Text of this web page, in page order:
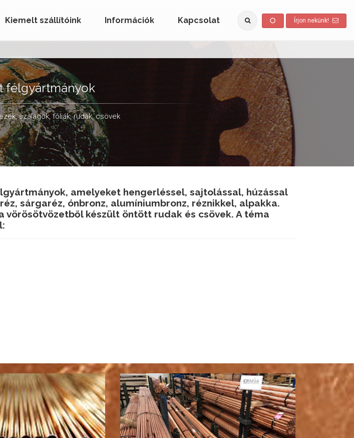
Kiemelt szállítóink Információk Kapcsolat Írjon nekünk!
félgyártmányok
szalagok, fóliák, rudak, csövek
amelyeket hengerléssel, sajtolással, húzással
sárgaréz, ónbronz, alumíniumbronz, réznikkel, alpakka.
vörösötvözetből készült öntött rudak és csövek. A téma